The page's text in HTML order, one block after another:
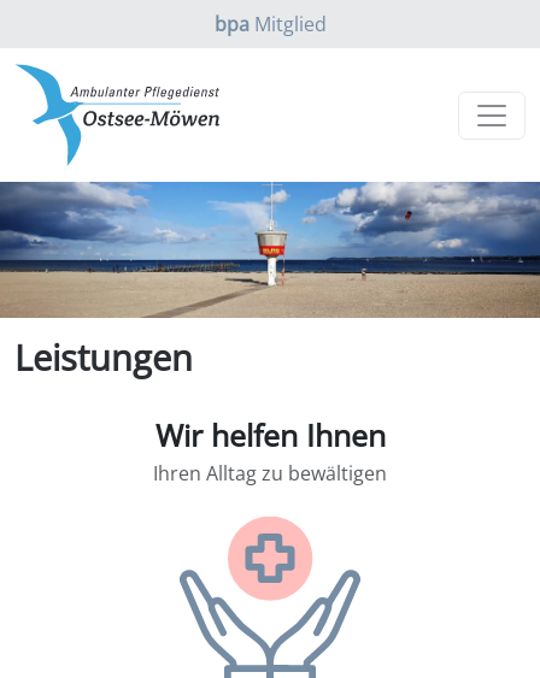
bpaMitglied
info@ostsee-moewen.de
Leistungen
Wir helfen Ihnen
Ihren Alltag zu bewältigen